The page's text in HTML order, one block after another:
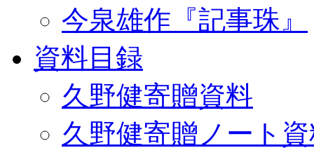
今泉雄作『記事珠』
資料目録
久野健寄贈資料
久野健寄贈ノート